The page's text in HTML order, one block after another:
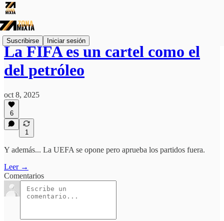
Suscribirse Iniciar sesión
La FIFA es un cartel como el
del petróleo
oct 8, 2025
6
1
Y además... La UEFA se opone pero aprueba los partidos fuera.
Leer →
Comentarios